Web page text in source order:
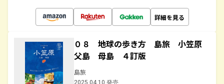
詳細を見る
０８ 地球の歩き方 島旅 小笠原
父島 母島 ４訂版
島旅
2025.04.10 発売